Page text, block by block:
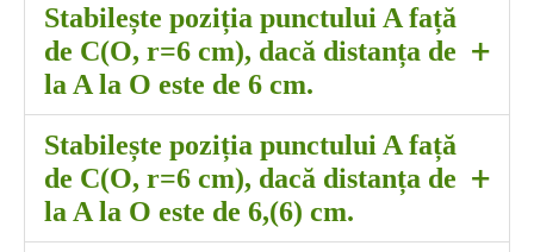
Stabilește poziția punctului A față
de C(O, r=6 cm), dacă distanța de
la A la O este de 6 cm.
+
pe cerc
Stabilește poziția punctului A față
de C(O, r=6 cm), dacă distanța de
la A la O este de 6,(6) cm.
+